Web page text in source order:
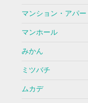
マンション・アパー
マンホール
みかん
ミツバチ
ムカデ